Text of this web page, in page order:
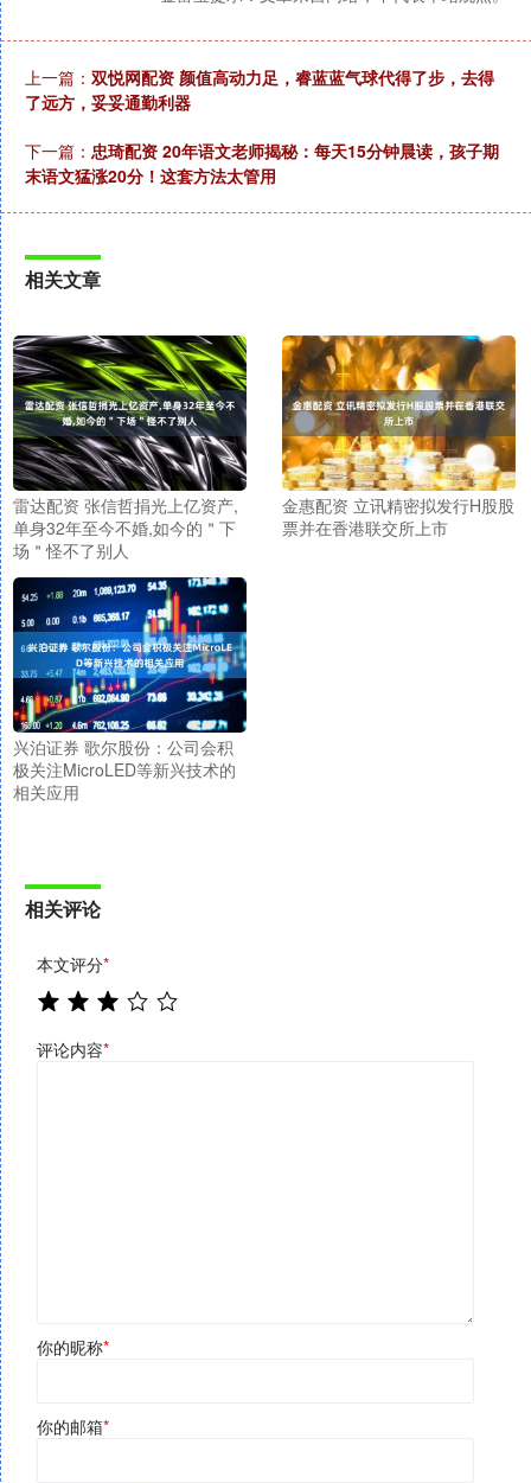
上一篇： 双悦网配资 颜值高动力足，睿蓝蓝气球代得了步，去得
了远方，妥妥通勤利器
下一篇： 忠琦配资 20年语文老师揭秘：每天15分钟晨读，孩子期
末语文猛涨20分！这套方法太管用
相关文章
雷达配资 张信哲捐光上亿资产,
单身32年至今不婚,如今的＂下
场＂怪不了别人
金惠配资 立讯精密拟发行H股股
票并在香港联交所上市
兴泊证券 歌尔股份：公司会积
极关注MicroLED等新兴技术的
相关应用
相关评论
本文评分*
评论内容*
你的昵称*
你的邮箱*